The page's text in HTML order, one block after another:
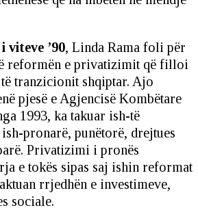
viteve ’90, Linda Rama foli për
reformën e privatizimit që filloi
tranzicionit shqiptar. Ajo
pjesë e Agjencisë Kombëtare
1993, ka takuar ish-të
pronarë, punëtorë, drejtues
Privatizimi i pronës
e tokës sipas saj ishin reformat
rrjedhën e investimeve,
sociale.